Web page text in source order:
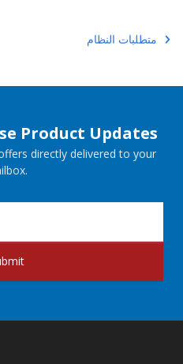
متطلبات النظام
Product Updates
directly delivered to your